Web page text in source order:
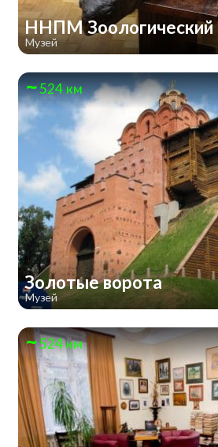
ННПМ Зоологический
Музей
524 км
Золотые ворота
Музей
524 км